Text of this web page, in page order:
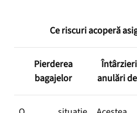
Ce riscuri acoperă
Pierderea
bagajelor
anulări